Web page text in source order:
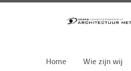
Home Wie zijn wij